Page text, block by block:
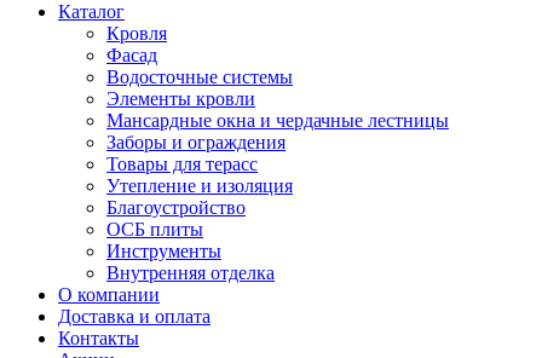
Каталог
Кровля
Фасад
Водосточные системы
Элементы кровли
Мансардные окна и чердачные лестницы
Заборы и ограждения
Товары для терасс
Утепление и изоляция
Благоустройство
ОСБ плиты
Инструменты
Внутренняя отделка
О компании
Доставка и оплата
Контакты